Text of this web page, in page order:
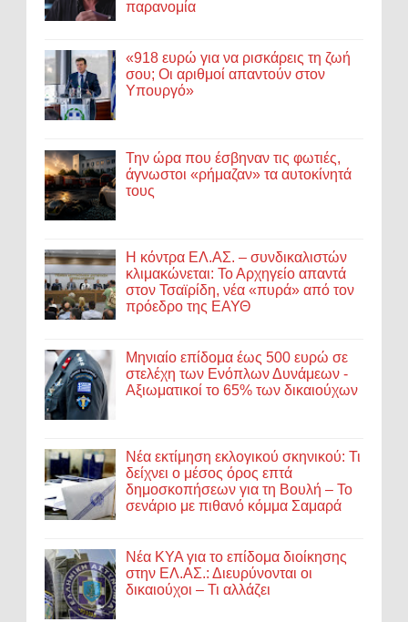
παρανομία
«918 ευρώ για να ρισκάρεις τη ζωή
σου; Οι αριθμοί απαντούν στον
Υπουργό»
Την ώρα που έσβηναν τις φωτιές,
άγνωστοι «ρήμαζαν» τα αυτοκίνητά
τους
Η κόντρα ΕΛ.ΑΣ. – συνδικαλιστών
κλιμακώνεται: Το Αρχηγείο απαντά
στον Τσαϊρίδη, νέα «πυρά» από τον
πρόεδρο της ΕΑΥΘ
Μηνιαίο επίδομα έως 500 ευρώ σε
στελέχη των Ενόπλων Δυνάμεων -
Αξιωματικοί το 65% των δικαιούχων
Νέα εκτίμηση εκλογικού σκηνικού: Τι
δείχνει ο μέσος όρος επτά
δημοσκοπήσεων για τη Βουλή – Το
σενάριο με πιθανό κόμμα Σαμαρά
Νέα ΚΥΑ για το επίδομα διοίκησης
στην ΕΛ.ΑΣ.: Διευρύνονται οι
δικαιούχοι – Τι αλλάζει